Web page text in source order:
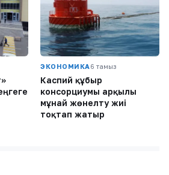
ЭКОНОМИКА6 тамыз
Каспий құбыр
консорциумы арқылы
мұнай жөнелту жиі
тоқтап жатыр